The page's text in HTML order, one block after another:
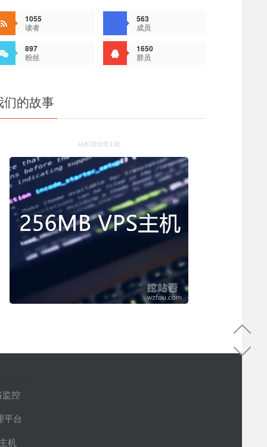
1055
读者
563
成员
897
粉丝
1650
群员
们的故事
站长QI自营主机
控
平台
机